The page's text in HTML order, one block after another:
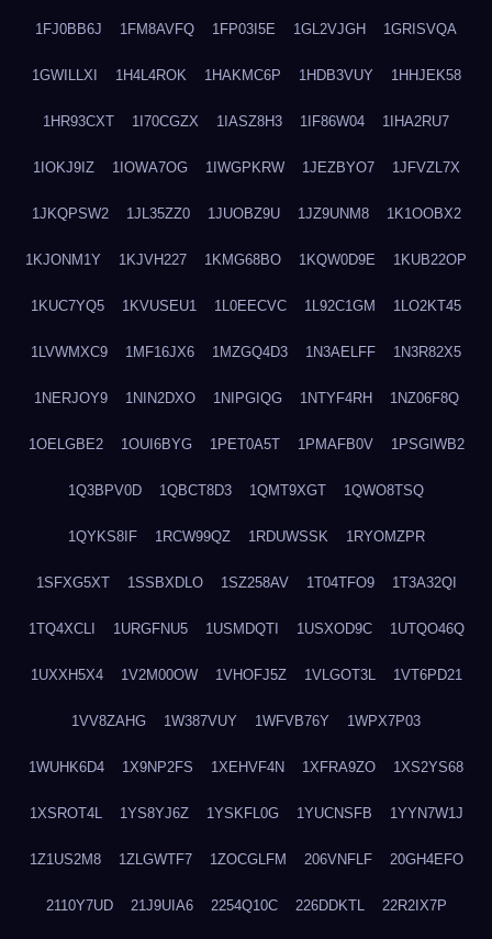
1FJ0BB6J 1FM8AVFQ 1FP03I5E 1GL2VJGH 1GRISVQA
1GWILLXI 1H4L4ROK 1HAKMC6P 1HDB3VUY 1HHJEK58
1HR93CXT 1I70CGZX 1IASZ8H3 1IF86W04 1IHA2RU7
1IOKJ9IZ 1IOWA7OG 1IWGPKRW 1JEZBYO7 1JFVZL7X
1JKQPSW2 1JL35ZZ0 1JUOBZ9U 1JZ9UNM8 1K1OOBX2
1KJONM1Y 1KJVH227 1KMG68BO 1KQW0D9E 1KUB22OP
1KUC7YQ5 1KVUSEU1 1L0EECVC 1L92C1GM 1LO2KT45
1LVWMXC9 1MF16JX6 1MZGQ4D3 1N3AELFF 1N3R82X5
1NERJOY9 1NIN2DXO 1NIPGIQG 1NTYF4RH 1NZ06F8Q
1OELGBE2 1OUI6BYG 1PET0A5T 1PMAFB0V 1PSGIWB2
1Q3BPV0D 1QBCT8D3 1QMT9XGT 1QWO8TSQ
1QYKS8IF 1RCW99QZ 1RDUWSSK 1RYOMZPR
1SFXG5XT 1SSBXDLO 1SZ258AV 1T04TFO9 1T3A32QI
1TQ4XCLI 1URGFNU5 1USMDQTI 1USXOD9C 1UTQO46Q
1UXXH5X4 1V2M00OW 1VHOFJ5Z 1VLGOT3L 1VT6PD21
1VV8ZAHG 1W387VUY 1WFVB76Y 1WPX7P03
1WUHK6D4 1X9NP2FS 1XEHVF4N 1XFRA9ZO 1XS2YS68
1XSROT4L 1YS8YJ6Z 1YSKFL0G 1YUCNSFB 1YYN7W1J
1Z1US2M8 1ZLGWTF7 1ZOCGLFM 206VNFLF 20GH4EFO
2110Y7UD 21J9UIA6 2254Q10C 226DDKTL 22R2IX7P